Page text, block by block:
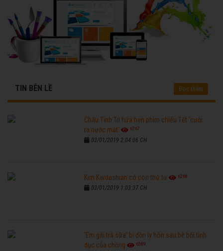
TIN BÊN LỀ Đọc thêm
Châu Tinh Trì hứa hẹn phim chiếu Tết 'cười
ra nước mắt'
6767
03/01/2019 2:04:06 CH
Kim Kardashian có con thứ tư 6268
03/01/2019 1:03:37 CH
'Em gái trà sữa' bị đồn ly hôn sau bê bối tình
dục của chồng
6589